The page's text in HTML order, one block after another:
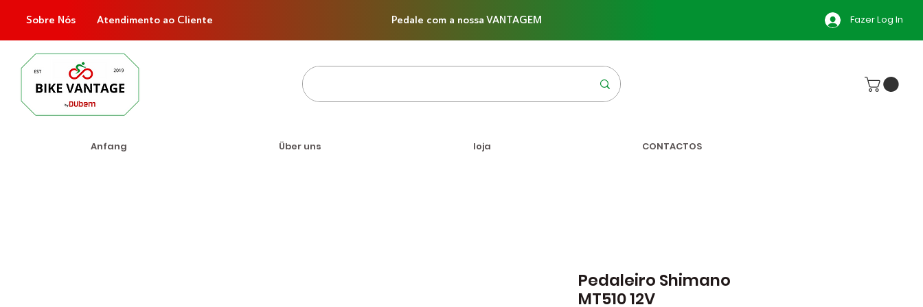
Sobre Nós Atendimento ao Cliente Pedale com a nossa VANTAGEM Fazer Log In
Anfang Über uns loja CONTACTOS
Pedaleiro Shimano
MT510 12V